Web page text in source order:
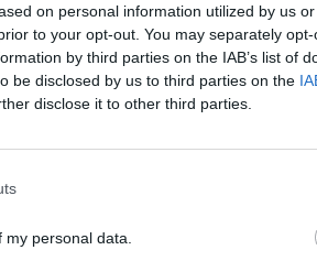
on personal information utilized by us
to your opt-out. You may separately
by third parties on the IAB’s list of
be disclosed by us to third parties on the
disclose it to other third parties.
personal data.
1,1 tūkst. eurų
panašių kaltinimų nuobaudų